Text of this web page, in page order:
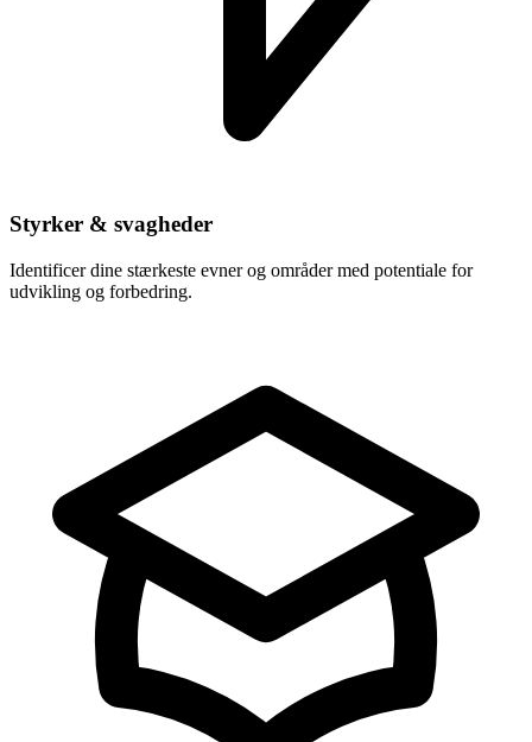
Styrker & svagheder
Identificer dine stærkeste evner og områder med potentiale for
udvikling og forbedring.